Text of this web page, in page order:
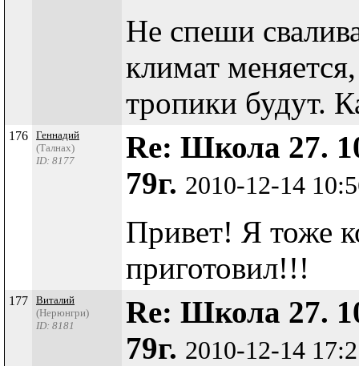
Не спеши
климат
тропики будут.
176
Геннадий
(Талнах)
ID: 8177
Re: Школа 27.
79г. 2010-12-14
Привет! Я тоже
приготовил!!!
177
Виталий
(Нерюнгри)
ID: 8181
Re: Школа 27.
79г. 2010-12-14